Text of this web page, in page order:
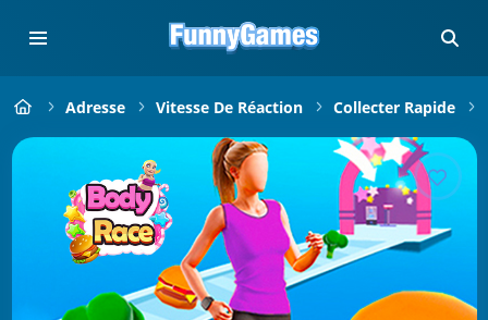
Adresse Vitesse De Réaction Collecter Rapide